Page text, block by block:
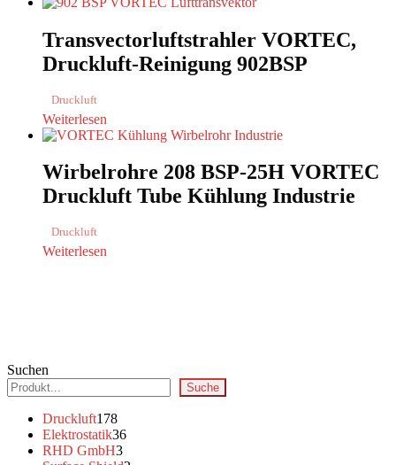
Transvectorluftstrahler VORTEC,
Druckluft-Reinigung 902BSP
Druckluft
Weiterlesen
Wirbelrohre 208 BSP-25H VORTEC
Druckluft Tube Kühlung Industrie
Druckluft
Weiterlesen
Suchen
Suche
Druckluft178178
Produkte
Elektrostatik3636
RHD GmbH33